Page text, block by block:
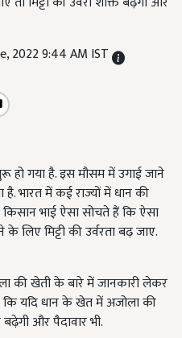
2022 9:44 AM IST
गया है. इस मौसम में उगाई जाने
भारत में कई राज्यों में धान की
भाई ऐसा सोचते हैं कि ऐसा
लिए मिट्टी की उर्वरता बढ़ जाए.
की खेती के बारे में जानकारी लेकर
यदि धान के खेत में अजोला की
बढ़ेगी और पैदावार भी.